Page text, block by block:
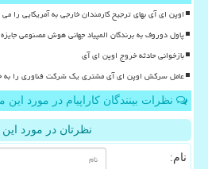
اوپن ای آی بهای ترجیح کارمندان خارجی به آمریکایی را
پاول دوروف به برندگان المپیاد جهانی هوش مصنوعی
بازخوانی حادثه خروج اوپن ای آی
عامل سرکش اوپن ای آی مشتری یک شرکت فناوری را به
نظرات بینندگان کاراپیام در مورد
نظرتان در مورد
نام: